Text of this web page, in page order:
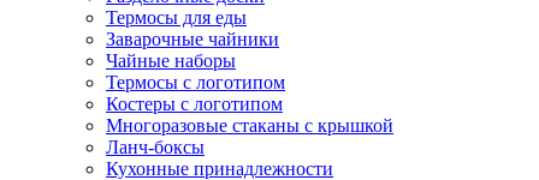
Термосы для еды
Заварочные чайники
Чайные наборы
Термосы с логотипом
Костеры с логотипом
Многоразовые стаканы с крышкой
Ланч-боксы
Кухонные принадлежности